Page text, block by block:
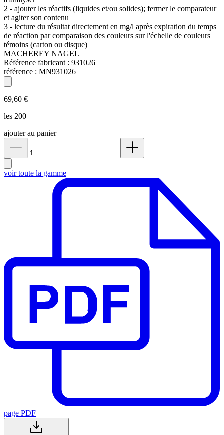
2 - ajouter les réactifs (liquides et/ou solides); fermer le comparateur
et agiter son contenu
3 - lecture du résultat directement en mg/l après expiration du temps
de réaction par comparaison des couleurs sur l'échelle de couleurs
témoins (carton ou disque)
MACHEREY NAGEL
Référence fabricant : 931026
référence : MN931026
69,60 €
les 200
ajouter au panier
voir toute la gamme
page PDF